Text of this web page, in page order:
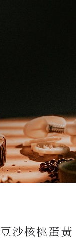
沙核桃蛋黃